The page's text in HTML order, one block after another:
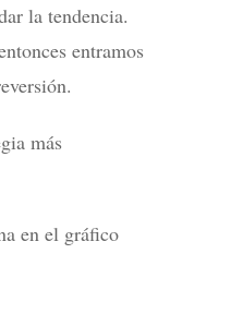
la tendencia.
entramos
más
en el gráfico